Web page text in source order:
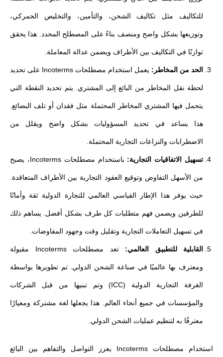
للتكاليف مثل تكاليف الشحن، والتأمين، والتخليص الجمركي،
وتوزيعها بشكل واضح ومنصف بناءً على المصطلح المحدد. هذا يحقق
توازنًا في التكاليف بين الأطراف ويضمن عدالة المعاملة.
الحد من المخاطر: يعمل استخدام مصطلحات Incoterms على تحديد
لحظة نقل المخاطر من البائع إلى المشتري. يتم تحديد النقطة التي
يتحمل فيها المشتري المخاطر المحتملة مثل فقدان أو تلف البضائع.
هذا يساعد في تحديد المسؤوليات بشكل واضح ويقلل من
الاضطرابات والنزاعات التجارية المحتملة.
تسهيل الاتفاقيات التجارية: باستخدام مصطلحات Incoterms، يصبح
من الأسهل التفاوض وتوقيع العقود التجارية بين الأطراف المتعاقدة.
حيث يوفر هذا الإطار القياسي العالمي للتجارة الدولية ثقة وأمانًا
للطرفين ويضمن فهم متطلبات كل طرف بشكل أفضل. يساهم ذلك
في تسهيل التعاملات التجارية وتقليل وقت وجهود المفاوضات.
القابلية للتطبيق العالمي: تعد مصطلحات Incoterms مقبولة
ومعترف بها عالميًا في صناعة الشحن الدولي. تم تطويرها بواسطة
الغرفة التجارية الدولية (ICC) وتم تبنيها من قبل الشركات
والمؤسسات في جميع أنحاء العالم. هذا يجعلها لغة مشتركة ومعيارًا
معترفًا به لتنظيم عمليات الشحن الدولي.
استخدام مصطلحات Incoterms يعزز التواصل والتفاهم بين البائع